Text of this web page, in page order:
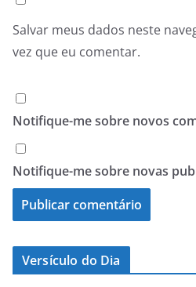
Salvar meus dados neste
vez que eu comentar.
Notifique-me sobre novos
Notifique-me sobre novas
Versículo do Dia